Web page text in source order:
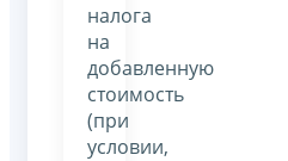
налога
на
добавленную
стоимость
(при
условии,